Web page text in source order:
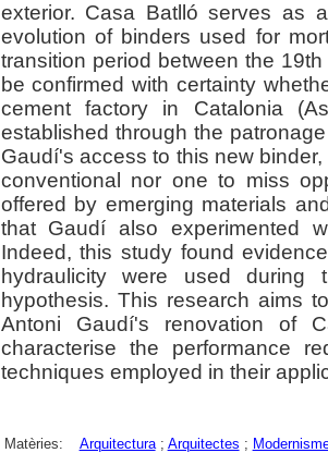
exterior. Casa Batlló serves as
evolution of binders used for
transition period between the
be confirmed with certainty
cement factory in Catalonia
established through the
Gaudí's access to this new
conventional nor one to miss
offered by emerging materials
that Gaudí also experimented
Indeed, this study found
hydraulicity were used during
hypothesis. This research aims
Antoni Gaudí's renovation of
characterise the performance
techniques employed in their
Matèries: Arquitectura; Arquitectes ;